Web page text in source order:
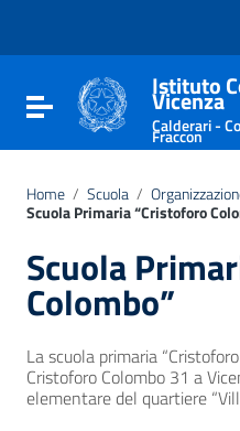
Vai al footer
Attiva / disattiva la
Istituto
Vicenza
Calderari -
Fraccon
Home / Scuola /
Scuola Primaria “Cristoforo
Scuola
Colombo”
La scuola primaria
Cristoforo Colombo 31 a
elementare del quartiere